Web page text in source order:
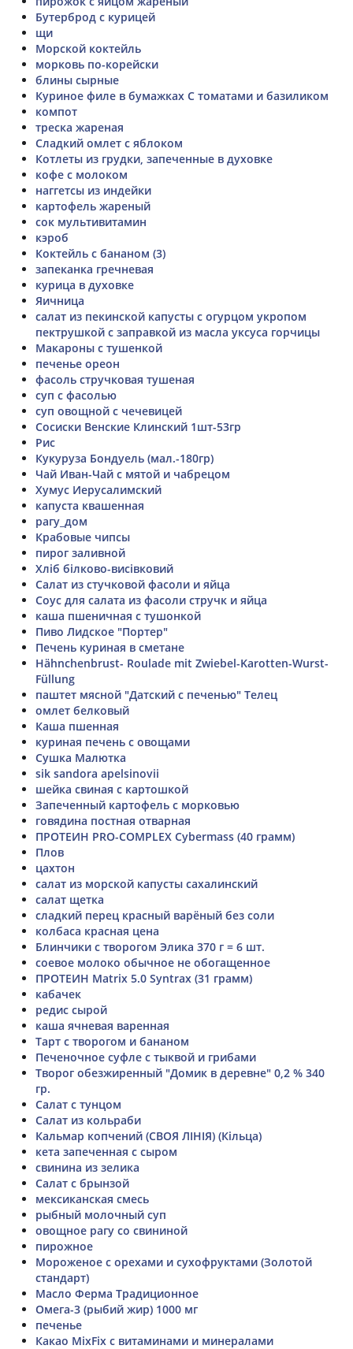
Бутерброд с курицей
щи
Морской коктейль
морковь по-корейски
блины сырные
Куриное филе в бумажках С томатами и базиликом
компот
треска жареная
Сладкий омлет с яблоком
Котлеты из грудки, запеченные в духовке
кофе с молоком
наггетсы из индейки
картофель жареный
сок мультивитамин
кэроб
Коктейль с бананом (3)
запеканка гречневая
курица в духовке
Яичница
салат из пекинской капусты с огурцом укропом
пектрушкой с заправкой из масла уксуса горчицы
Макароны с тушенкой
печенье ореон
фасоль стручковая тушеная
суп с фасолью
суп овощной с чечевицей
Сосиски Венские Клинский 1шт-53гр
Рис
Кукуруза Бондуель (мал.-180гр)
Чай Иван-Чай с мятой и чабрецом
Хумус Иерусалимский
капуста квашенная
рагу_дом
Крабовые чипсы
пирог заливной
Хліб білково-висівковий
Салат из стучковой фасоли и яйца
Соус для салата из фасоли стручк и яйца
каша пшеничная с тушонкой
Пиво Лидское "Портер"
Печень куриная в сметане
Hähnchenbrust- Roulade mit Zwiebel-Karotten-Wurst-
Füllung
паштет мясной "Датский с печенью" Телец
омлет белковый
Каша пшенная
куриная печень с овощами
Сушка Малютка
sik sandora apelsinovii
шейка свиная с картошкой
Запеченный картофель с морковью
говядина постная отварная
ПРОТЕИН PRO-COMPLEX Cybermass (40 грамм)
Плов
цахтон
салат из морской капусты сахалинский
салат щетка
сладкий перец красный варёный без соли
колбаса красная цена
Блинчики с творогом Элика 370 г = 6 шт.
соевое молоко обычное не обогащенное
ПРОТЕИН Matrix 5.0 Syntrax (31 грамм)
кабачек
редис сырой
каша ячневая варенная
Тарт с творогом и бананом
Печеночное суфле с тыквой и грибами
Творог обезжиренный "Домик в деревне" 0,2 % 340
гр.
Салат с тунцом
Салат из кольраби
Кальмар копчений (СВОЯ ЛІНІЯ) (Кільца)
кета запеченная с сыром
свинина из зелика
Салат с брынзой
мексиканская смесь
рыбный молочный суп
овощное рагу со свининой
пирожное
Мороженое с орехами и сухофруктами (Золотой
стандарт)
Масло Ферма Традиционное
Омега-3 (рыбий жир) 1000 мг
печенье
Какао MixFix с витаминами и минералами